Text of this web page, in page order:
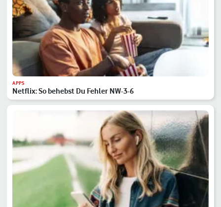
APPS
Netflix: So behebst Du Fehler NW-3-6